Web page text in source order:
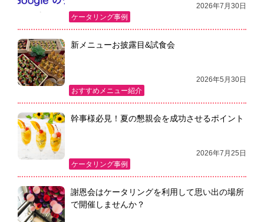
ョ
ン
2026年7月30日
ケータリング事例
新メニューお披露目&試食会
2026年5月30日
おすすめメニュー紹介
幹事様必見！夏の懇親会を成功させるポイント
2026年7月25日
ケータリング事例
謝恩会はケータリングを利用して思い出の場所
で開催しませんか？